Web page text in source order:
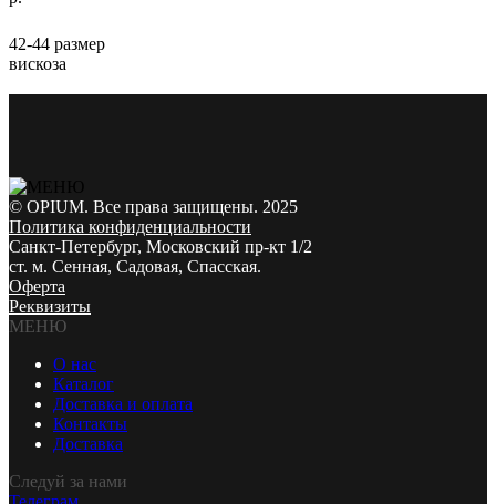
42-44 размер
вискоза
© OPIUM. Все права защищены. 2025
Политика конфиденциальности
Санкт-Петербург, Московский пр-кт 1/2
ст. м. Сенная, Садовая, Спасская.
Оферта
Реквизиты
МЕНЮ
О нас
Каталог
Доставка и оплата
Контакты
Доставка
Следуй за нами